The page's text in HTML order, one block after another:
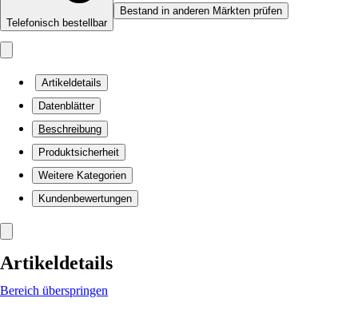
Telefonisch bestellbar
Bestand in anderen Märkten prüfen
Artikeldetails
Datenblätter
Beschreibung
Produktsicherheit
Weitere Kategorien
Kundenbewertungen
Artikeldetails
Bereich überspringen